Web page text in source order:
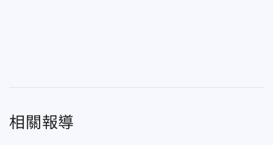
相關報導